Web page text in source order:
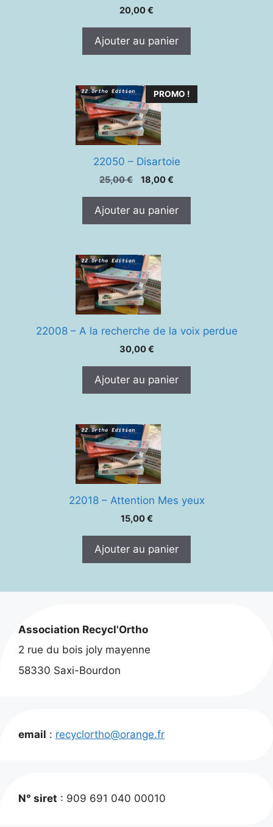
20,00€
Ajouter au panier
PROMO !
22050 – Disartoie
25,00€
Le
était :
18,00€
est :
Ajouter au panier
22008 – A la recherche de la voix perdue
30,00€
Ajouter au panier
22018 – Attention Mes yeux
15,00€
Ajouter au panier
Association Recycl'Ortho
2 rue du bois joly mayenne
58330 Saxi-Bourdon
email : recyclortho@orange.fr
N° siret : 909 691 040 00010